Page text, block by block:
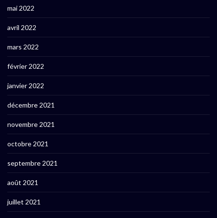
mai 2022
avril 2022
mars 2022
février 2022
janvier 2022
décembre 2021
novembre 2021
octobre 2021
septembre 2021
août 2021
juillet 2021